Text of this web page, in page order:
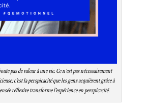
pas de valeur à une vie. Ce n’est pas nécessairement
c’est la perspicacité que les gens acquièrent grâce à
réflexive transforme l’espérience en perspicacité.